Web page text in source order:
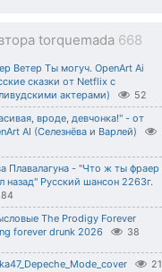
torquemada 668
Ветер Ты могуч. OpenArt Ai
сказки от Netflix с
актерами)
52
вроде, девчонка!" - от
AI (Селезнёва и Варлей)
Плавалагуна - "Что ж ты фраер
назад" Русский шансон 2263г.
84
The Prodigy Forever
forever drunk 2026
38
21